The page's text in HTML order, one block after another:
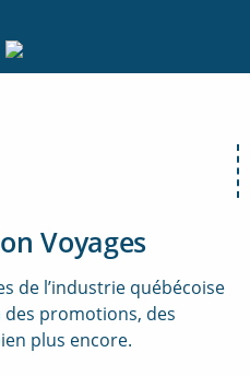
Voyages
de l’industrie québécoise
promotions, des
plus encore.